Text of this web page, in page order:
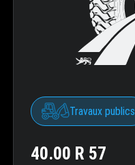
Travaux publics
40.00 R 57